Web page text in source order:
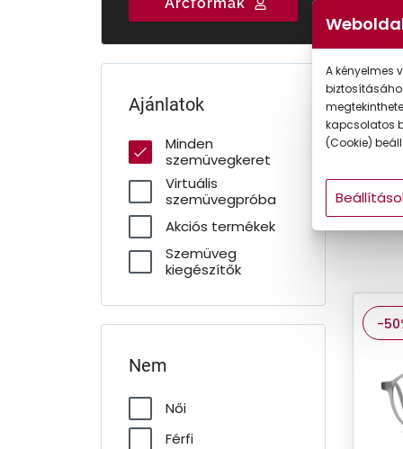
Ajánlatok
Minden
szemüvegkeret
Virtuális
szemüvegpróba
Akciós termékek
Szemüveg
kiegészítők
Nem
Női
Férfi
ajánlatunk közül!
szemüvegét
online!
Ray-
Armani
-
A kényelmes
kapcsolatos
(Cookie)